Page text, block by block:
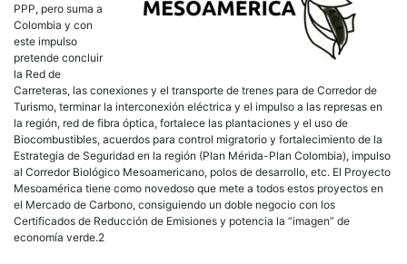
PPP, pero suma a
Colombia y con
este impulso
pretende concluir
la Red de
Carreteras, las conexiones y el transporte de trenes para de Corredor de
Turismo, terminar la interconexión eléctrica y el impulso a las represas en
la región, red de fibra óptica, fortalece las plantaciones y el uso de
Biocombustibles, acuerdos para control migratorio y fortalecimiento de la
Estrategia de Seguridad en la región (Plan Mérida-Plan Colombia), impulso
al Corredor Biológico Mesoamericano, polos de desarrollo, etc. El Proyecto
Mesoamérica tiene como novedoso que mete a todos estos proyectos en
el Mercado de Carbono, consiguiendo un doble negocio con los
Certificados de Reducción de Emisiones y potencia la “imagen” de
economía verde.2